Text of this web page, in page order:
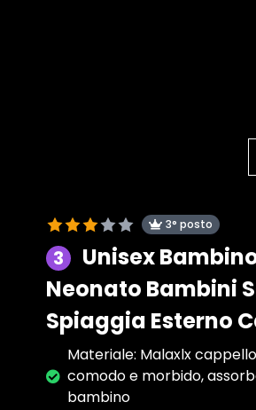
3° posto
3
Unisex
Neonato Bambini
Spiaggia Esterno
Materiale: Malaxlx
comodo e morbido,
bambino